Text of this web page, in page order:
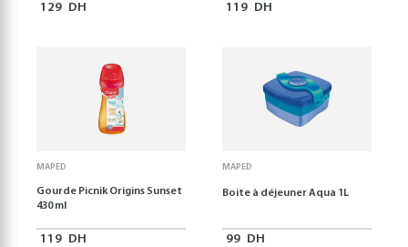
129 DH 119 DH
MAPED
Gourde Picnik Origins Sunset
430 ml
119 DH
MAPED
Boite à déjeuner Aqua 1L
99 DH